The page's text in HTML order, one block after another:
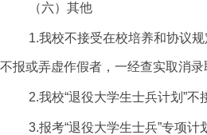
（六）其他
1.我校不接受在校培养和协议
不报或弄虚作假者，一经查实取消
2.我校“退役大学生士兵计划”不
3.报考“退役大学生士兵”专项计